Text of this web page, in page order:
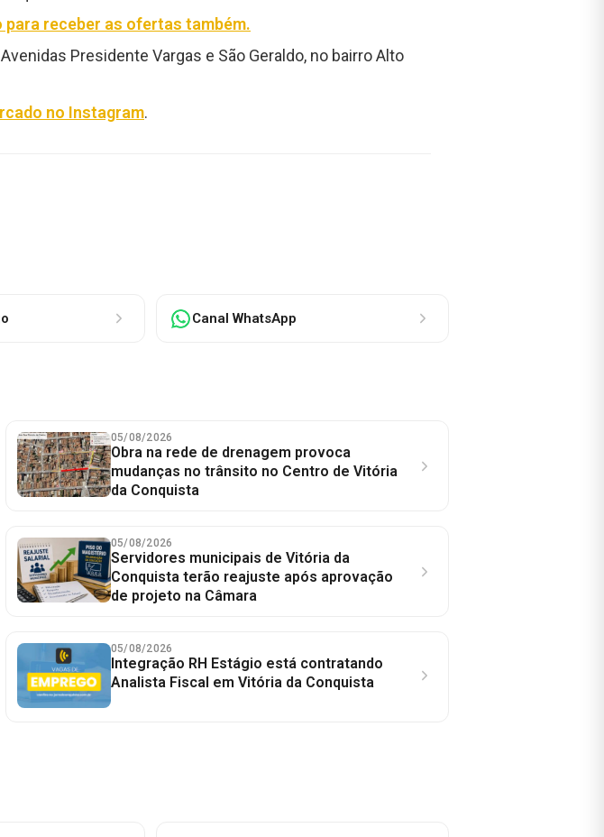
para receber as ofertas também.
Presidente Vargas e São Geraldo, no bairro Alto
no Instagram.
Canal WhatsApp
05/08/2026
Obra na rede de drenagem provoca
mudanças no trânsito no Centro de Vitória
da Conquista
05/08/2026
Servidores municipais de Vitória da
Conquista terão reajuste após aprovação
de projeto na Câmara
05/08/2026
Integração RH Estágio está contratando
Analista Fiscal em Vitória da Conquista